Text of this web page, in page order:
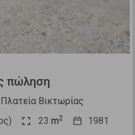
πώληση
Βικτωρίας
23 m2 1981